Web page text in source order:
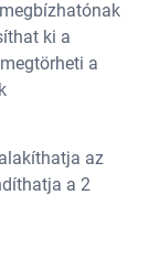
ki a
a
az
a 2